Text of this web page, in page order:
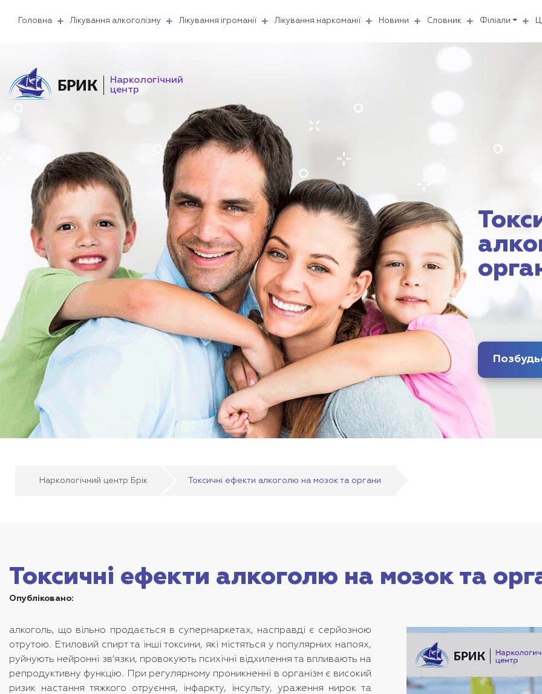
Головна Лікування алкоголізму Лікування ігроманії Лікування наркоманії Новини Словник Філіали
БРИК
Наркологічний
центр
Наркологічний центр Брік Токсичні ефекти алкоголю на мозок та органи
Токсичні ефекти алкоголю на мозок та
Опубліковано:
алкоголь, що вільно продається в супермаркетах, насправді є серйозною
отрутою. Етиловий спирт та інші токсини, які містяться у популярних напоях,
руйнують нейронні зв’язки, провокують психічні відхилення та впливають на
репродуктивну функцію. При регулярному проникненні в організм є високий
ризик настання тяжкого отруєння, інфаркту, інсульту, ураження нирок та